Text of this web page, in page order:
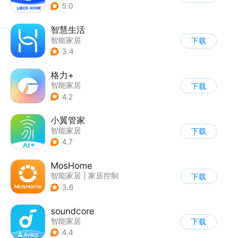
5.0
智慧生活
智能家居
3.4
下载
格力+
智能家居
4.2
下载
小翼管家
智能家居
4.7
下载
MosHome
智能家居
家居控制
3.6
下载
soundcore
智能家居
4.4
下载